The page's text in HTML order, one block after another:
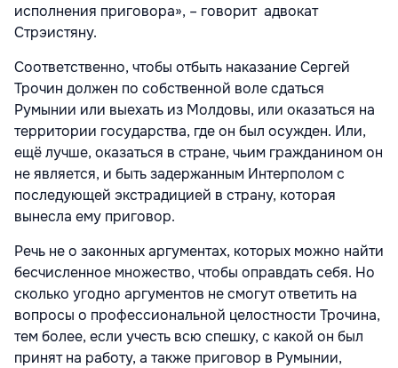
исполнения приговора», – говорит адвокат
Стрэистяну.
Соответственно, чтобы отбыть наказание Сергей
Трочин должен по собственной воле сдаться
Румынии или выехать из Молдовы, или оказаться на
территории государства, где он был осужден. Или,
ещё лучше, оказаться в стране, чьим гражданином он
не является, и быть задержанным Интерполом с
последующей экстрадицией в страну, которая
вынесла ему приговор.
Речь не о законных аргументах, которых можно найти
бесчисленное множество, чтобы оправдать себя. Но
сколько угодно аргументов не смогут ответить на
вопросы о профессиональной целостности Трочина,
тем более, если учесть всю спешку, с какой он был
принят на работу, а также приговор в Румынии,